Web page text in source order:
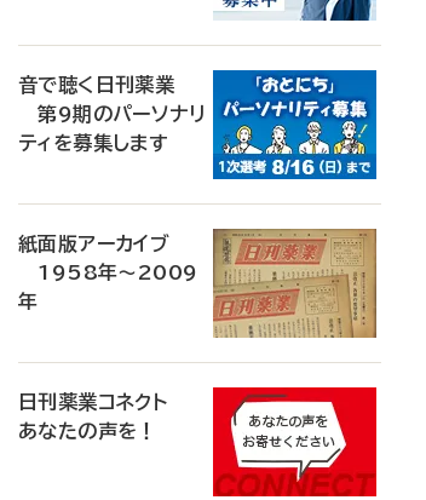
音で聴く日刊薬業
第9期のパーソナリ
ティを募集します
紙面版アーカイブ
1958年～2009
年
日刊薬業コネクト
あなたの声を！